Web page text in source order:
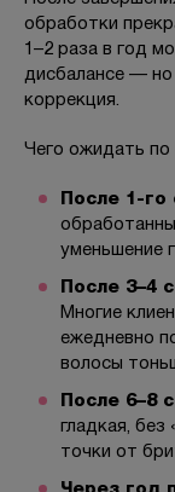
обработки
1–2 раза в год
дисбалансе — но
коррекция.
Чего ожидать по
После 1-го
уменьшение
После 3–4
Многие
ежедневно
волосы
После 6–8
гладкая, без
точки от